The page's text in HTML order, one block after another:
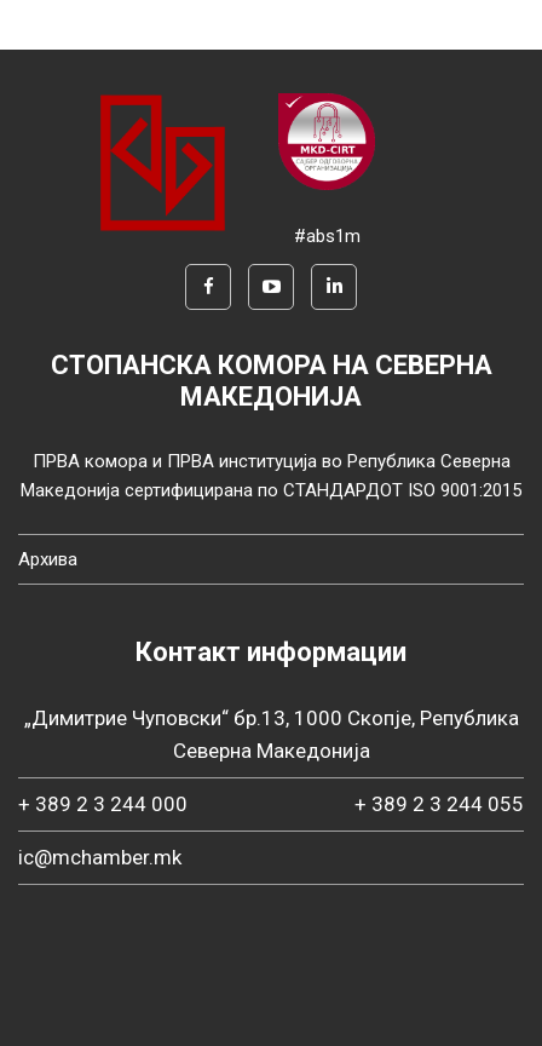
#abs1m
СТОПАНСКА КОМОРА НА СЕВЕРНА
МАКЕДОНИЈА
ПРВА комора и ПРВА институција во Република Северна
Македонија сертифицирана по СТАНДАРДОТ ISO 9001:2015
Архива
Контакт информации
„Димитрие Чуповски“ бр.13, 1000 Скопје, Република
Северна Македонија
+ 389 2 3 244 000 + 389 2 3 244 055
ic@mchamber.mk